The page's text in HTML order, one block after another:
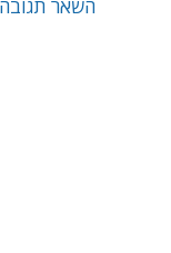
השאר תגובה